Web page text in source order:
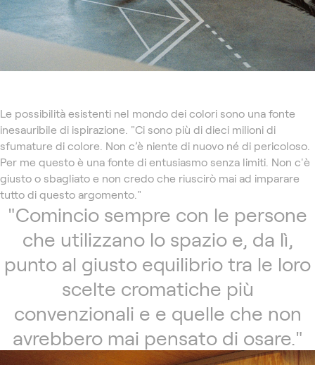
Le possibilità esistenti nel mondo dei colori sono una fonte
inesauribile di ispirazione. "Ci sono più di dieci milioni di
sfumature di colore. Non c’è niente di nuovo né di pericoloso.
Per me questo è una fonte di entusiasmo senza limiti. Non c'è
giusto o sbagliato e non credo che riuscirò mai ad imparare
tutto di questo argomento."
"Comincio sempre con le persone
che utilizzano lo spazio e, da lì,
punto al giusto equilibrio tra le loro
scelte cromatiche più
convenzionali e e quelle che non
avrebbero mai pensato di osare."